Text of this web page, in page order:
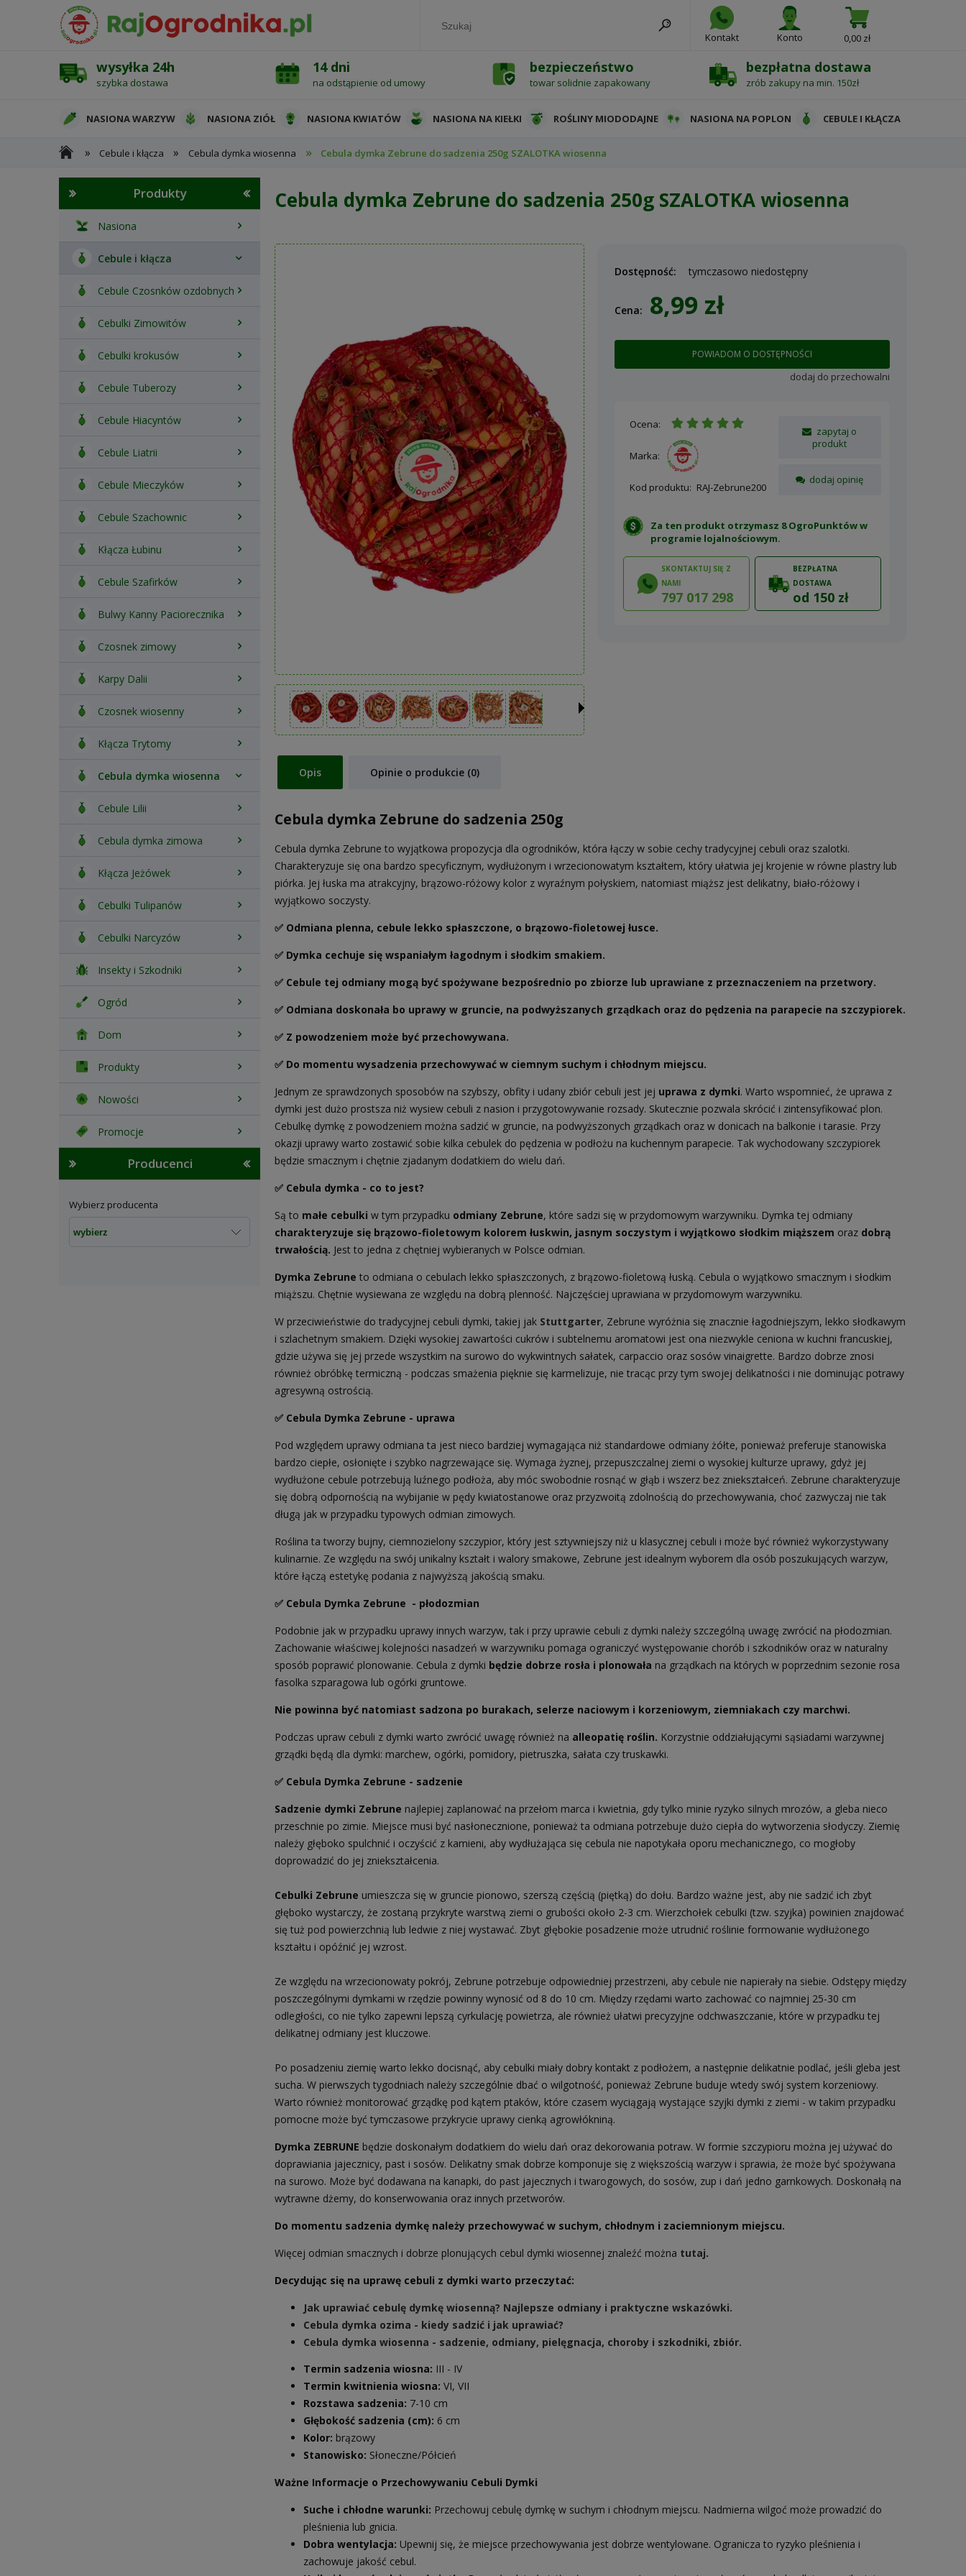
Kontakt Konto 0,00 zł
wysyłka 24h
szybka dostawa
14 dni
na odstąpienie od umowy
bezpieczeństwo
towar solidnie zapakowany
bezpłatna dostawa
zrób zakupy na min. 150zł
NASIONA WARZYW NASIONA ZIÓŁ NASIONA KWIATÓW NASIONA NA KIEŁKI ROŚLINY MIODODAJNE NASIONA NA POPLON CEBULE I KŁĄCZA
OCHRONA ROŚLIN
» Cebule i kłącza » Cebula dymka wiosenna » Cebula dymka Zebrune do sadzenia 250g SZALOTKA wiosenna
Produkty
Nasiona
Cebule i kłącza
Cebule Czosnków ozdobnych
Cebulki Zimowitów
Cebulki krokusów
Cebule Tuberozy
Cebule Hiacyntów
Cebule Liatrii
Cebule Mieczyków
Cebule Szachownic
Kłącza Łubinu
Cebule Szafirków
Bulwy Kanny Paciorecznika
Czosnek zimowy
Karpy Dalii
Czosnek wiosenny
Kłącza Trytomy
Cebula dymka wiosenna
Cebule Lilii
Cebula dymka zimowa
Kłącza Jeżówek
Cebulki Tulipanów
Cebulki Narcyzów
Insekty i Szkodniki
Ogród
Dom
Produkty
Nowości
Promocje
Producenci
Wybierz producenta
Cebula dymka Zebrune do sadzenia 250g SZALOTKA wiosenna
Dostępność: tymczasowo niedostępny
Cena: 8,99 zł
POWIADOM O DOSTĘPNOŚCI
dodaj do przechowalni
Ocena:
Marka:
Kod produktu: RAJ-Zebrune200
zapytaj o
produkt
dodaj opinię
Za ten produkt otrzymasz 8 OgroPunktów w
programie lojalnościowym.
SKONTAKTUJ SIĘ Z
NAMI
797 017 298
BEZPŁATNA
DOSTAWA
od 150 zł
Opis Opinie o produkcie (0)
Cebula dymka Zebrune do sadzenia 250g
Cebula dymka Zebrune to wyjątkowa propozycja dla ogrodników, która łączy w sobie cechy tradycyjnej cebuli oraz szalotki.
Charakteryzuje się ona bardzo specyficznym, wydłużonym i wrzecionowatym kształtem, który ułatwia jej krojenie w równe plastry lub
piórka. Jej łuska ma atrakcyjny, brązowo-różowy kolor z wyraźnym połyskiem, natomiast miąższ jest delikatny, biało-różowy i
wyjątkowo soczysty.
✅ Odmiana plenna, cebule lekko spłaszczone, o brązowo-fioletowej łusce.
✅ Dymka cechuje się wspaniałym łagodnym i słodkim smakiem.
✅ Cebule tej odmiany mogą być spożywane bezpośrednio po zbiorze lub uprawiane z przeznaczeniem na przetwory.
✅ Odmiana doskonała bo uprawy w gruncie, na podwyższanych grządkach oraz do pędzenia na parapecie na szczypiorek.
✅ Z powodzeniem może być przechowywana.
✅ Do momentu wysadzenia przechowywać w ciemnym suchym i chłodnym miejscu.
Jednym ze sprawdzonych sposobów na szybszy, obfity i udany zbiór cebuli jest jej uprawa z dymki. Warto wspomnieć, że uprawa z
dymki jest dużo prostsza niż wysiew cebuli z nasion i przygotowywanie rozsady. Skutecznie pozwala skrócić i zintensyfikować plon.
Cebulkę dymkę z powodzeniem można sadzić w gruncie, na podwyższonych grządkach oraz w donicach na balkonie i tarasie. Przy
okazji uprawy warto zostawić sobie kilka cebulek do pędzenia w podłożu na kuchennym parapecie. Tak wychodowany szczypiorek
będzie smacznym i chętnie zjadanym dodatkiem do wielu dań.
✅ Cebula dymka - co to jest?
Są to małe cebulki w tym przypadku odmiany Zebrune, które sadzi się w przydomowym warzywniku. Dymka tej odmiany
charakteryzuje się brązowo-fioletowym kolorem łuskwin, jasnym soczystym i wyjątkowo słodkim miąższem oraz dobrą
trwałością. Jest to jedna z chętniej wybieranych w Polsce odmian.
Dymka Zebrune to odmiana o cebulach lekko spłaszczonych, z brązowo-fioletową łuską. Cebula o wyjątkowo smacznym i słodkim
miąższu. Chętnie wysiewana ze względu na dobrą plenność. Najczęściej uprawiana w przydomowym warzywniku.
W przeciwieństwie do tradycyjnej cebuli dymki, takiej jak Stuttgarter, Zebrune wyróżnia się znacznie łagodniejszym, lekko słodkawym
i szlachetnym smakiem. Dzięki wysokiej zawartości cukrów i subtelnemu aromatowi jest ona niezwykle ceniona w kuchni francuskiej,
gdzie używa się jej przede wszystkim na surowo do wykwintnych sałatek, carpaccio oraz sosów vinaigrette. Bardzo dobrze znosi
również obróbkę termiczną - podczas smażenia pięknie się karmelizuje, nie tracąc przy tym swojej delikatności i nie dominując potrawy
agresywną ostrością.
✅ Cebula Dymka Zebrune - uprawa
Pod względem uprawy odmiana ta jest nieco bardziej wymagająca niż standardowe odmiany żółte, ponieważ preferuje stanowiska
bardzo ciepłe, osłonięte i szybko nagrzewające się. Wymaga żyznej, przepuszczalnej ziemi o wysokiej kulturze uprawy, gdyż jej
wydłużone cebule potrzebują luźnego podłoża, aby móc swobodnie rosnąć w głąb i wszerz bez zniekształceń. Zebrune charakteryzuje
się dobrą odpornością na wybijanie w pędy kwiatostanowe oraz przyzwoitą zdolnością do przechowywania, choć zazwyczaj nie tak
długą jak w przypadku typowych odmian zimowych.
Roślina ta tworzy bujny, ciemnozielony szczypior, który jest sztywniejszy niż u klasycznej cebuli i może być również wykorzystywany
kulinarnie. Ze względu na swój unikalny kształt i walory smakowe, Zebrune jest idealnym wyborem dla osób poszukujących warzyw,
które łączą estetykę podania z najwyższą jakością smaku.
✅ Cebula Dymka Zebrune - płodozmian
Podobnie jak w przypadku uprawy innych warzyw, tak i przy uprawie cebuli z dymki należy szczególną uwagę zwrócić na płodozmian.
Zachowanie właściwej kolejności nasadzeń w warzywniku pomaga ograniczyć występowanie chorób i szkodników oraz w naturalny
sposób poprawić plonowanie. Cebula z dymki będzie dobrze rosła i plonowała na grządkach na których w poprzednim sezonie rosa
fasolka szparagowa lub ogórki gruntowe.
Nie powinna być natomiast sadzona po burakach, selerze naciowym i korzeniowym, ziemniakach czy marchwi.
Podczas upraw cebuli z dymki warto zwrócić uwagę również na alleopatię roślin. Korzystnie oddziałującymi sąsiadami warzywnej
grządki będą dla dymki: marchew, ogórki, pomidory, pietruszka, sałata czy truskawki.
✅ Cebula Dymka Zebrune - sadzenie
Sadzenie dymki Zebrune najlepiej zaplanować na przełom marca i kwietnia, gdy tylko minie ryzyko silnych mrozów, a gleba nieco
przeschnie po zimie. Miejsce musi być nasłonecznione, ponieważ ta odmiana potrzebuje dużo ciepła do wytworzenia słodyczy. Ziemię
należy głęboko spulchnić i oczyścić z kamieni, aby wydłużająca się cebula nie napotykała oporu mechanicznego, co mogłoby
doprowadzić do jej zniekształcenia.
Cebulki Zebrune umieszcza się w gruncie pionowo, szerszą częścią (piętką) do dołu. Bardzo ważne jest, aby nie sadzić ich zbyt
głęboko wystarczy, że zostaną przykryte warstwą ziemi o grubości około 2-3 cm. Wierzchołek cebulki (tzw. szyjka) powinien znajdować
się tuż pod powierzchnią lub ledwie z niej wystawać. Zbyt głębokie posadzenie może utrudnić roślinie formowanie wydłużonego
kształtu i opóźnić jej wzrost.
Ze względu na wrzecionowaty pokrój, Zebrune potrzebuje odpowiedniej przestrzeni, aby cebule nie napierały na siebie. Odstępy między
poszczególnymi dymkami w rzędzie powinny wynosić od 8 do 10 cm. Między rzędami warto zachować co najmniej 25-30 cm
odległości, co nie tylko zapewni lepszą cyrkulację powietrza, ale również ułatwi precyzyjne odchwaszczanie, które w przypadku tej
delikatnej odmiany jest kluczowe.
Po posadzeniu ziemię warto lekko docisnąć, aby cebulki miały dobry kontakt z podłożem, a następnie delikatnie podlać, jeśli gleba jest
sucha. W pierwszych tygodniach należy szczególnie dbać o wilgotność, ponieważ Zebrune buduje wtedy swój system korzeniowy.
Warto również monitorować grządkę pod kątem ptaków, które czasem wyciągają wystające szyjki dymki z ziemi - w takim przypadku
pomocne może być tymczasowe przykrycie uprawy cienką agrowłókniną.
Dymka ZEBRUNE będzie doskonałym dodatkiem do wielu dań oraz dekorowania potraw. W formie szczypioru można jej używać do
doprawiania jajecznicy, past i sosów. Delikatny smak dobrze komponuje się z większością warzyw i sprawia, że może być spożywana
na surowo. Może być dodawana na kanapki, do past jajecznych i twarogowych, do sosów, zup i dań jedno garnkowych. Doskonałą na
wytrawne dżemy, do konserwowania oraz innych przetworów.
Do momentu sadzenia dymkę należy przechowywać w suchym, chłodnym i zaciemnionym miejscu.
Więcej odmian smacznych i dobrze plonujących cebul dymki wiosennej znaleźć można tutaj.
Decydując się na uprawę cebuli z dymki warto przeczytać:
Jak uprawiać cebulę dymkę wiosenną? Najlepsze odmiany i praktyczne wskazówki.
Cebula dymka ozima - kiedy sadzić i jak uprawiać?
Cebula dymka wiosenna - sadzenie, odmiany, pielęgnacja, choroby i szkodniki, zbiór.
Termin sadzenia wiosna: III - IV
Termin kwitnienia wiosna: VI, VII
Rozstawa sadzenia: 7-10 cm
Głębokość sadzenia (cm): 6 cm
Kolor: brązowy
Stanowisko: Słoneczne/Półcień
Ważne Informacje o Przechowywaniu Cebuli Dymki
Suche i chłodne warunki: Przechowuj cebulę dymkę w suchym i chłodnym miejscu. Nadmierna wilgoć może prowadzić do
pleśnienia lub gnicia.
Dobra wentylacja: Upewnij się, że miejsce przechowywania jest dobrze wentylowane. Ogranicza to ryzyko pleśnienia i
zachowuje jakość cebul.